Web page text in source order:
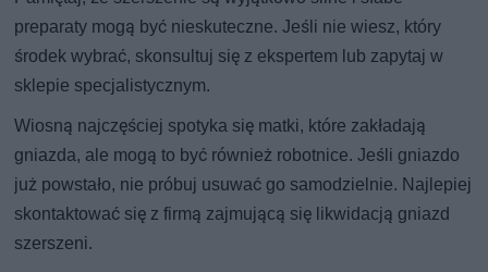
preparaty mogą być nieskuteczne. Jeśli nie wiesz, który
środek wybrać, skonsultuj się z ekspertem lub zapytaj w
sklepie specjalistycznym.
Wiosną najczęściej spotyka się matki, które zakładają
gniazda, ale mogą to być również robotnice. Jeśli gniazdo
już powstało, nie próbuj usuwać go samodzielnie. Najlepiej
skontaktować się z firmą zajmującą się likwidacją gniazd
szerszeni.